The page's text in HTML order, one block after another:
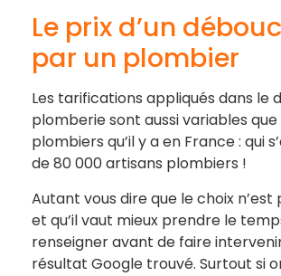
Le prix d’un
par un plombier
Les tarifications appliqués dans le
plomberie sont aussi variables
plombiers qu’il y a en France : qui
de 80 000 artisans plombiers !
Autant vous dire que le choix n’est
et qu’il vaut mieux prendre le
renseigner avant de faire
résultat Google trouvé. Surtout si